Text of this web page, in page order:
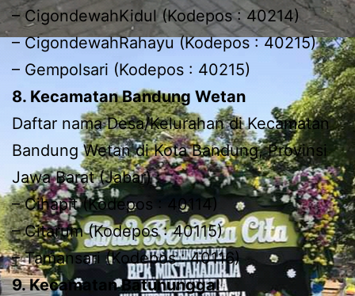
– CigondewahKidul (Kodepos : 40214)
– CigondewahRahayu (Kodepos : 40215)
– Gempolsari (Kodepos : 40215)
8. Kecamatan Bandung Wetan
Daftar nama Desa/Kelurahan di Kecamatan
Bandung Wetan di Kota Bandung, Provinsi
Jawa Barat (Jabar) :
– Cihapit (Kodepos : 40114)
– Citarum (Kodepos : 40115)
– Tamansari (Kodepos : 40116)
9. Kecamatan Batununggal